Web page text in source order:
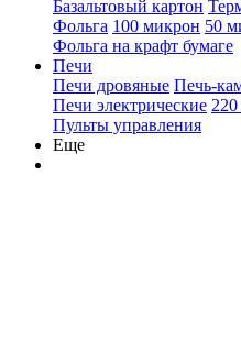
Базальтовый картон
Фольга 100 микрон 50
Фольга на крафт бумаге
Печи
Печи дровяные Печь-
Печи электрические
Пульты управления
Еще